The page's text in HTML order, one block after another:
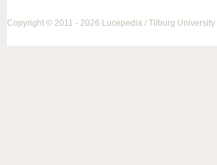
Copyright © 2011 - 2026 Lucepedia / Tilburg University |